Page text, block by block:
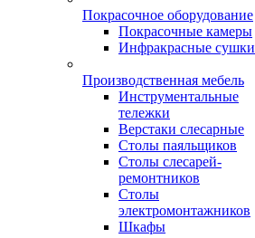
Покрасочное оборудование
Покрасочные камеры
Инфракрасные сушки
Производственная мебель
Инструментальные
тележки
Верстаки слесарные
Столы паяльщиков
Столы слесарей-
ремонтников
Столы
электромонтажников
Шкафы